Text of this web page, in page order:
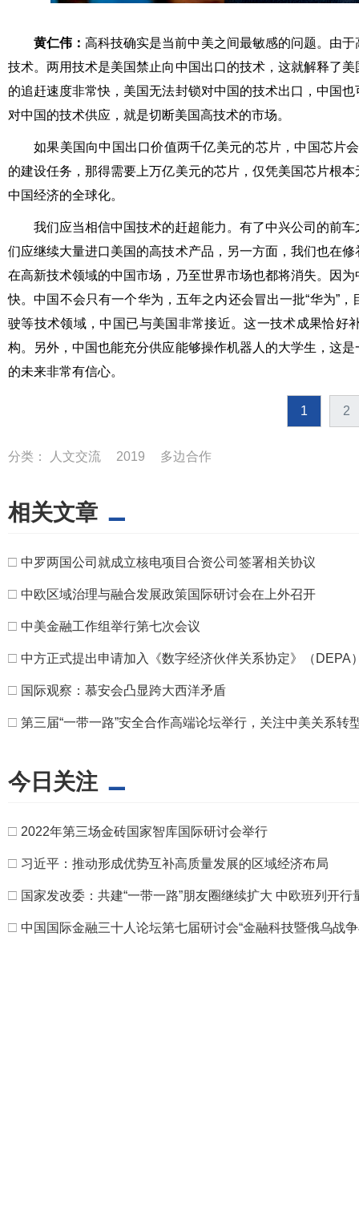
黄仁伟：高科技确实是当前中美之间最敏感的问题。由
技术。两用技术是美国禁止向中国出口的技术，这就解释了
的追赶速度非常快，美国无法封锁对中国的技术出口，中国
对中国的技术供应，就是切断美国高技术的市场。
如果美国向中国出口价值两千亿美元的芯片，中国芯片
的建设任务，那得需要上万亿美元的芯片，仅凭美国芯片根
中国经济的全球化。
我们应当相信中国技术的赶超能力。有了中兴公司的前
们应继续大量进口美国的高技术产品，另一方面，我们也在
在高新技术领域的中国市场，乃至世界市场也都将消失。因
快。中国不会只有一个华为，五年之内还会冒出一批“华为”
驶等技术领域，中国已与美国非常接近。这一技术成果恰
构。另外，中国也能充分供应能够操作机器人的大学生，这
的未来非常有信心。
1 2
分类： 人文交流 2019 多边合作
相关文章
□ 中罗两国公司就成立核电项目合资公司签署相关协议
□ 中欧区域治理与融合发展政策国际研讨会在上外召开
□ 中美金融工作组举行第七次会议
□ 中方正式提出申请加入《数字经济伙伴关系协定》（DEPA
□ 国际观察：慕安会凸显跨大西洋矛盾
□ 第三届“一带一路”安全合作高端论坛举行，关注中美关系转
今日关注
□ 2022年第三场金砖国家智库国际研讨会举行
□ 习近平：推动形成优势互补高质量发展的区域经济布局
□ 国家发改委：共建“一带一路”朋友圈继续扩大 中欧班列开行
□ 中国国际金融三十人论坛第七届研讨会“金融科技暨俄乌战